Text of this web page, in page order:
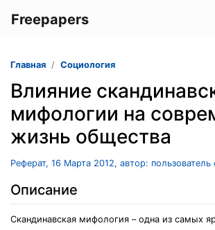
Freepapers
Главная Социология
Влияние
мифологии на
жизнь общества
Реферат, 16 Марта 2012, автор:
Описание
Скандинавская мифология – одна из самых